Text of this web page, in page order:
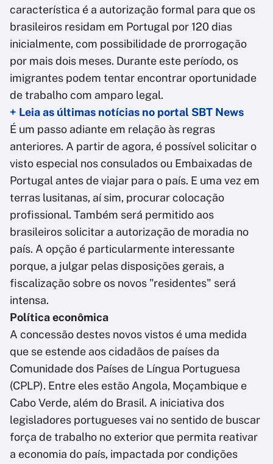
característica é a autorização formal para que os
brasileiros residam em Portugal por 120 dias
inicialmente, com possibilidade de prorrogação
por mais dois meses. Durante este período, os
imigrantes podem tentar encontrar oportunidade
de trabalho com amparo legal.
+ Leia as últimas notícias no portal SBT News
É um passo adiante em relação às regras
anteriores. A partir de agora, é possível solicitar o
visto especial nos consulados ou Embaixadas de
Portugal antes de viajar para o país. E uma vez em
terras lusitanas, aí sim, procurar colocação
profissional. Também será permitido aos
brasileiros solicitar a autorização de moradia no
país. A opção é particularmente interessante
porque, a julgar pelas disposições gerais, a
fiscalização sobre os novos "residentes" será
intensa.
Política econômica
A concessão destes novos vistos é uma medida
que se estende aos cidadãos de países da
Comunidade dos Países de Língua Portuguesa
(CPLP). Entre eles estão Angola, Moçambique e
Cabo Verde, além do Brasil. A iniciativa dos
legisladores portugueses vai no sentido de buscar
força de trabalho no exterior que permita reativar
a economia do país, impactada por condições